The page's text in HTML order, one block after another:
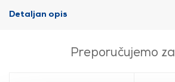
Detaljan opis
Preporučujemo